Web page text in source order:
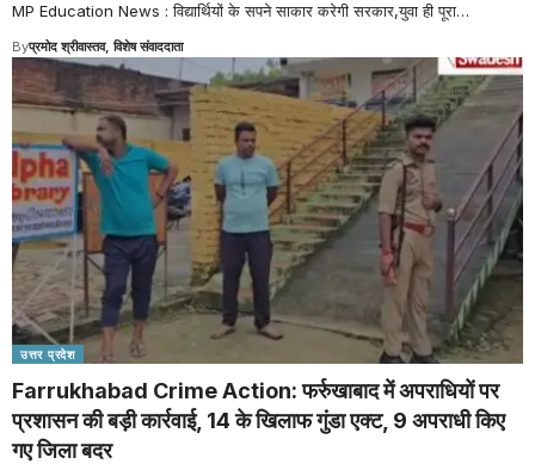
MP Education News : विद्यार्थियों के सपने साकार करेगी सरकार,युवा ही पूरा…
Byप्रमोद श्रीवास्तव, विशेष संवाददाता
उत्तर प्रदेश
Farrukhabad Crime Action: फर्रुखाबाद में अपराधियों पर
प्रशासन की बड़ी कार्रवाई, 14 के खिलाफ गुंडा एक्ट, 9 अपराधी किए
गए जिला बदर